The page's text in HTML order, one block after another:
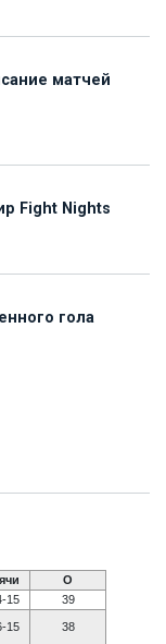
матчей
Fight Nights
гола
О
15 39
15 38